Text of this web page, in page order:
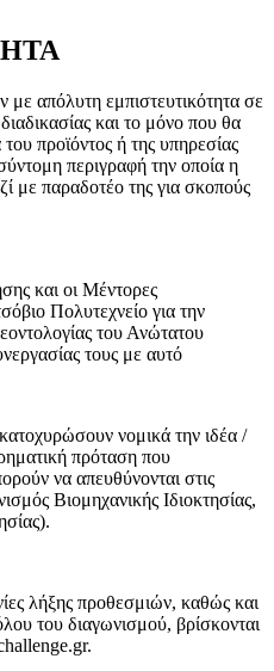
με απόλυτη εμπιστευτικότητα σε
και το μόνο που θα
προϊόντος ή της υπηρεσίας
περιγραφή την οποία η
με παραδοτέο της για σκοπούς
και οι Μέντορες
Πολυτεχνείο για την
του Ανώτατου
τους με αυτό
νομικά την ιδέα /
πρόταση που
να απευθύνονται στις
Βιομηχανικής Ιδιοκτησίας,
λήξης προθεσμιών, καθώς και
του διαγωνισμού, βρίσκονται
.gr.